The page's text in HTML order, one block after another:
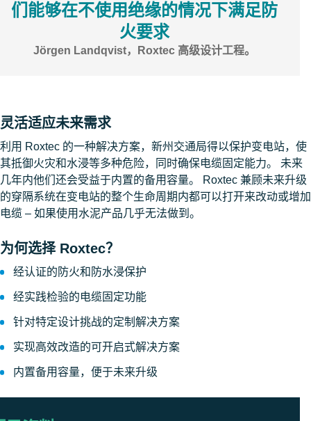
们能够在不使用绝缘的情况下​满足防
火要求
Jörgen Landqvist，Roxtec 高级设计工程。
灵活适应未来需求
利用​ Roxtec 的一种解决方案，新州交通局得以保护变电站，使
其抵御火灾和水浸等多种危险，同时确保电缆固定能力。 未来
几年内他们还会受益于内置的备用容量。 Roxtec 兼顾未来升级
的穿隔系统在变电站的整个生命周期内都可以打开来改动或增加
电缆 – 如果使用水泥产品几乎无法做到。
为何选择 Roxtec？
经认证的防火和防水浸保护
经实践检验的电缆固定功能
针对特定设计挑战的定制解决方案
实现高效改造的可开启式解决方案
内置备用容量，便于未来升级